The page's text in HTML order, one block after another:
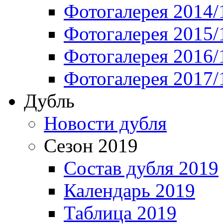
Фотогалерея
Фотогалерея
Фотогалерея
Фотогалерея
Дубль
Новости дубля
Сезон 2019
Состав дубля 2019
Календарь 2019
Таблица 2019